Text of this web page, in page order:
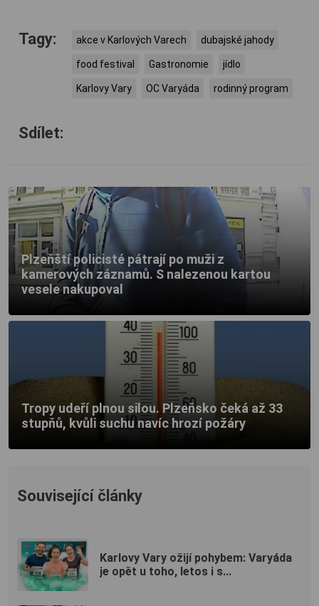
Tagy: akce v Karlových Varech dubajské jahody
food festival Gastronomie jídlo
Karlovy Vary OC Varyáda rodinný program
Sdílet:
Plzeňští policisté pátrají po muži z
kamerových záznamů. S nalezenou kartou
vesele nakupoval
Tropy udeří plnou silou. Plzeňsko čeká až 33
stupňů, kvůli suchu navíc hrozí požáry
Související články
Karlovy Vary ožijí pohybem: Varyáda
je opět u toho, letos i s...